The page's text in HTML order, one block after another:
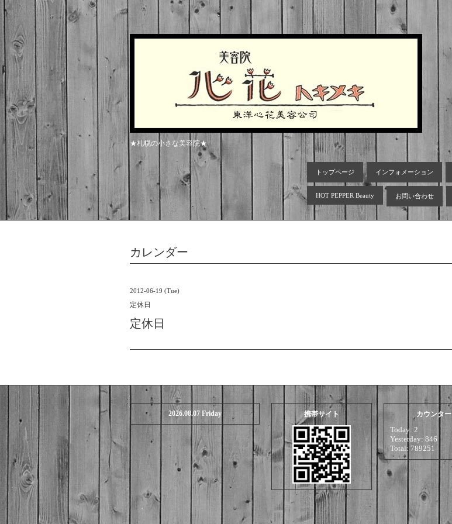
★札幌の小さな美容院★
トップページ インフォメーション
HOT PEPPER Beauty お問い合わせ
カレンダー
2012-06-19 (Tue)
定休日
定休日
2026.08.07 Friday 携帯サイト カウンター
Today: 2
Yesterday: 846
Total: 789251